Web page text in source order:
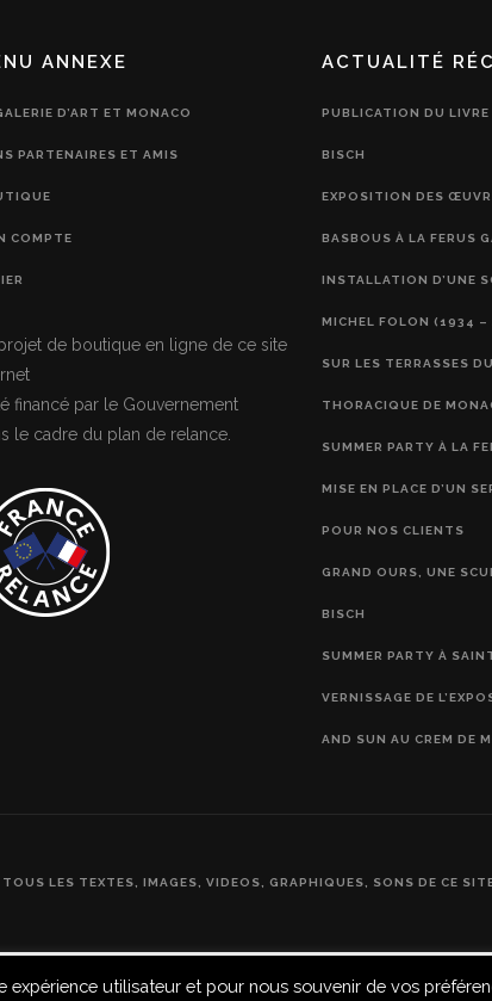
ANNEXE
D’ART ET MONACO
PARTENAIRES ET AMIS
COMPTE
projet de boutique en ligne de ce site
financé par le Gouvernement
le cadre du plan de relance.
ACTUALITÉ
PUBLICATION DU
BISCH
EXPOSITION DES
BASBOUS À LA FERUS
INSTALLATION D’UNE
MICHEL FOLON (1934 –
SUR LES TERRASSES
THORACIQUE DE
SUMMER PARTY À LA
MISE EN PLACE D’UN
POUR NOS CLIENTS
GRAND OURS, UNE
BISCH
SUMMER PARTY À
VERNISSAGE DE
AND SUN AU CREM DE
LES TEXTES, IMAGES, VIDEOS, GRAPHIQUES, SONS DE CE
utilisateur et pour nous souvenir de vos